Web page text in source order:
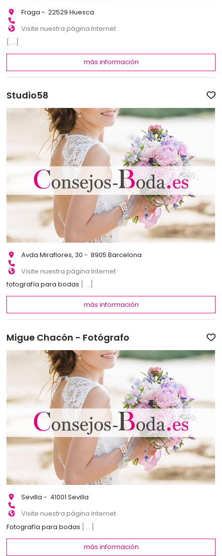
Fraga - 22529 Huesca
Visite nuestra página Internet
[...]
más información
Studio58
Avda Miraflores, 30 - 8905 Barcelona
Visite nuestra página Internet
fotografía para bodas
[...]
más información
Migue Chacón - Fotógrafo
Sevilla - 41001 Sevilla
Visite nuestra página Internet
Fotografía para bodas [...]
más información